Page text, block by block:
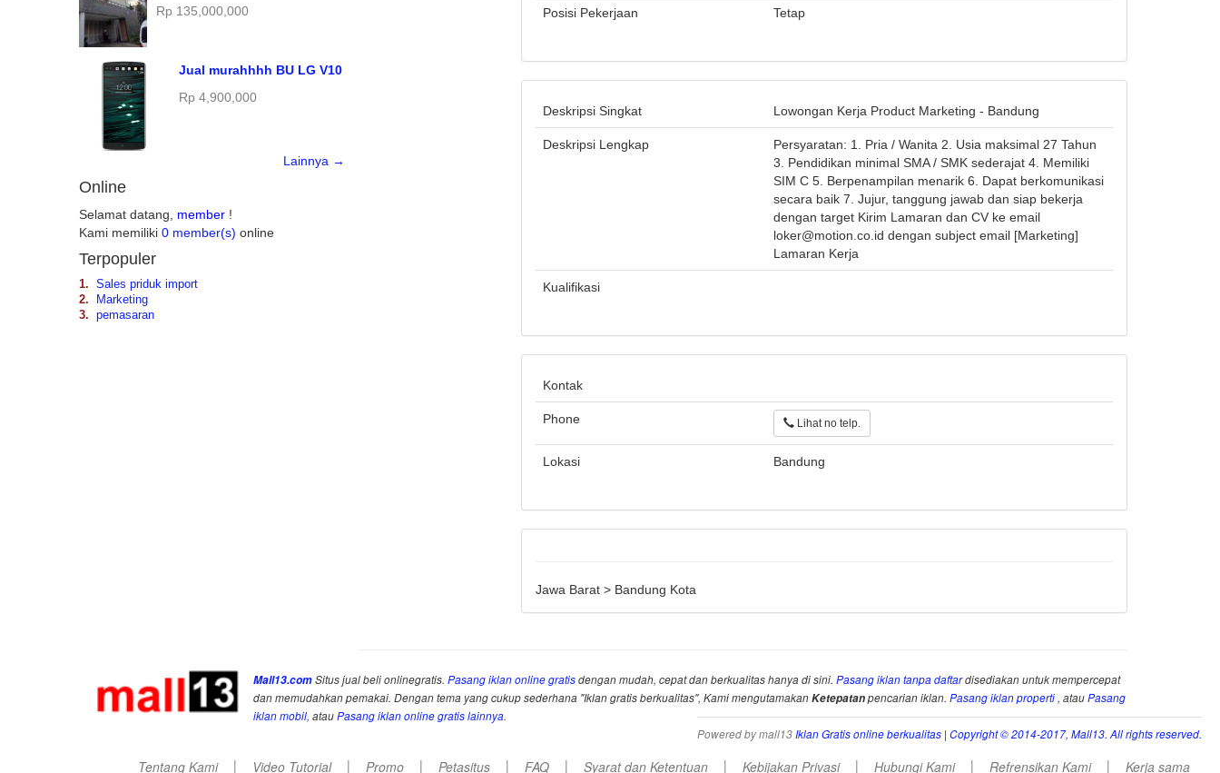
Rp 135,000,000
Jual murahhhh BU LG V10
Rp 4,900,000
Lainnya →
Online
Selamat datang, member !
Kami memiliki 0 member(s) online
Terpopuler
1.
Sales priduk import
2.
Marketing
3.
pemasaran
Posisi Pekerjaan Tetap
Deskripsi Singkat Lowongan Kerja Product Marketing - Bandung
Deskripsi Lengkap
Persyaratan: 1. Pria / Wanita 2. Usia maksimal 27 Tahun
3. Pendidikan minimal SMA / SMK sederajat 4. Memiliki
SIM C 5. Berpenampilan menarik 6. Dapat berkomunikasi
secara baik 7. Jujur, tanggung jawab dan siap bekerja
dengan target Kirim Lamaran dan CV ke email
loker@motion.co.id dengan subject email [Marketing]
Lamaran Kerja
Kualifikasi
Kontak
Phone Lihat no telp.
Lokasi Bandung
Jawa Barat > Bandung Kota
Mall13.comSitus jual beli onlinegratis.Pasang iklan online gratisdengan mudah, cepat dan berkualitas hanya di sini.Pasang iklan tanpa daftardisediakan untuk mempercepat
dan memudahkan pemakai. Dengan tema yang cukup sederhana "Iklan gratis berkualitas", Kami mengutamakanKetepatanpencarian iklan.Pasang iklan properti , atauPasang
iklan mobil, atauPasang iklan online gratis lainnya.
Powered by mall13Iklan Gratis online berkualitas | Copyright © 2014-2017, Mall13. All rights reserved.
Tentang Kami | Video Tutorial | Promo | Petasitus | FAQ | Syarat dan Ketentuan | Kebijakan Privasi | Hubungi Kami | Refrensikan Kami | Kerja sama